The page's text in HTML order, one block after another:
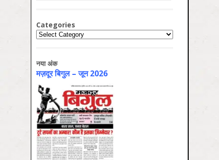
Categories
Categories
नया अंक
मज़दूर बिगुल – जून 2026